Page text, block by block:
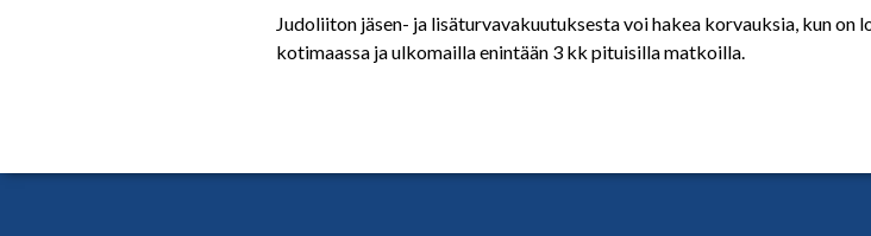
Judoliiton jäsen- ja lisäturvavakuutuksesta voi hakea korvauksia, kun on
kotimaassa ja ulkomailla enintään 3 kk pituisilla matkoilla.